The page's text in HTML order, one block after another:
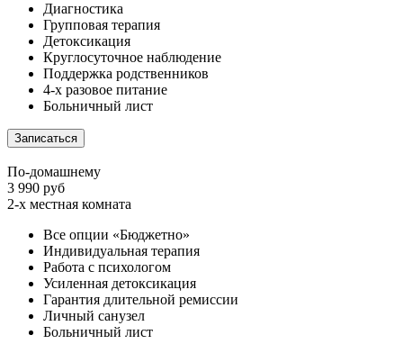
Диагностика
Групповая терапия
Детоксикация
Круглосуточное наблюдение
Поддержка родственников
4-х разовое питание
Больничный лист
Записаться
По-домашнему
3 990 руб
2-х местная комната
Все опции «Бюджетно»
Индивидуальная терапия
Работа с психологом
Усиленная детоксикация
Гарантия длительной ремиссии
Личный санузел
Больничный лист